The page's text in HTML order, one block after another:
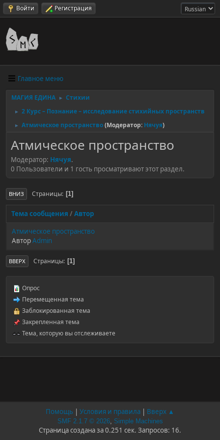
Войти Регистрация
Главное меню
МАГИЯ ЕДИНА ► Стихии
► 2 Курс – Познание – исследование стихийных пространств
► Атмическое пространство(Модератор: Нячуя)
Атмическое пространство
Модератор: Нячуя.
0 Пользователи и 1 гость просматривают этот раздел.
ВНИЗ Страницы 1
Тема сообщения / Автор
Атмическое пространство
АвторAdmin
ВВЕРХ Страницы 1
Опрос
Перемещенная тема
Заблокированная тема
Закрепленная тема
Тема, которую вы отслеживаете
Помощь | Условия и правила | Вверх ▲
SMF 2.1.7 © 2026, Simple Machines
Страница создана за 0.251 сек. Запросов: 16.